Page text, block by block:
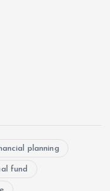
planning
fund